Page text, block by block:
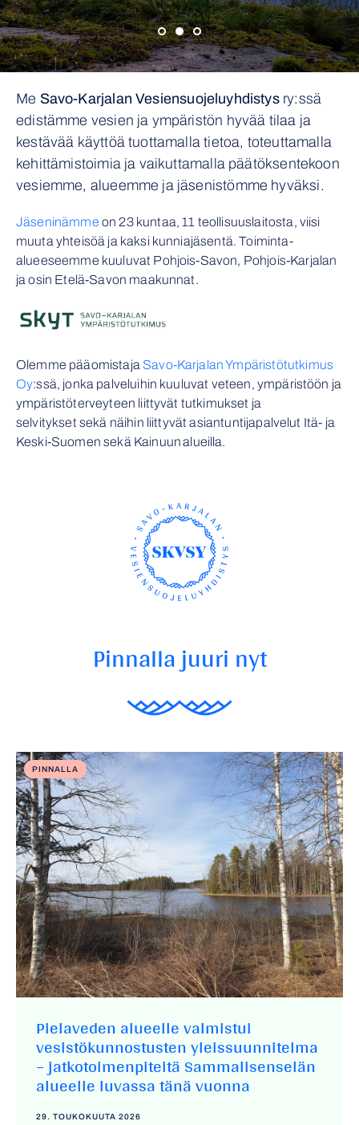
Me Savo-Karjalan Vesiensuojeluyhdistys ry:ssä
edistämme vesien ja ympäristön hyvää tilaa ja
kestävää käyttöä tuottamalla tietoa, toteuttamalla
kehittämistoimia ja vaikuttamalla päätöksentekoon
vesiemme, alueemme ja jäsenistömme hyväksi.
Jäseninämme on 23 kuntaa, 11 teollisuuslaitosta, viisi
muuta yhteisöä ja kaksi kunniajäsentä. Toiminta-
alueeseemme kuuluvat Pohjois-Savon, Pohjois-Karjalan
ja osin Etelä-Savon maakunnat.
Olemme pääomistaja Savo-Karjalan Ympäristötutkimus
Oy:ssä, jonka palveluihin kuuluvat veteen, ympäristöön ja
ympäristöterveyteen liittyvät tutkimukset ja
selvitykset sekä näihin liittyvät asiantuntijapalvelut Itä- ja
Keski-Suomen sekä Kainuun alueilla.
Pinnalla juuri nyt
PINNALLA
Pielaveden alueelle valmistui
vesistökunnostusten yleissuunnitelma
– jatkotoimenpiteitä Sammalisenselän
alueelle luvassa tänä vuonna
29. TOUKOKUUTA 2026